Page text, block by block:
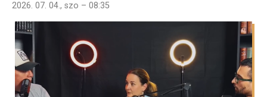
2026. 07. 04., szo – 08:35